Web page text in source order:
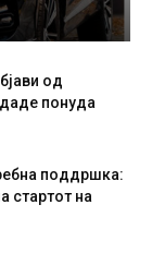
од
понуда
поддршка:
стартот на